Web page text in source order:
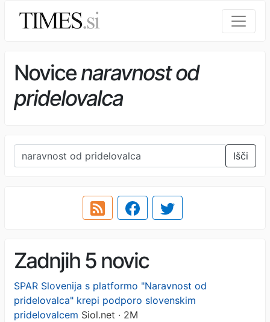
Novicenaravnost od
pridelovalca
Išči
Zadnjih 5 novic
SPAR Slovenija s platformo "Naravnost od
pridelovalca" krepi podporo slovenskim
pridelovalcem Siol.net · 2M